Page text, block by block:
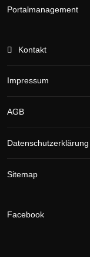
Portalmanagement
Kontakt
Impressum
AGB
Datenschutzerklärung
Sitemap
Facebook